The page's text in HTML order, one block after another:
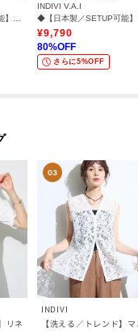
INDIVI V.A.I
¥9,790
80%OFF
さらに5%OFF
リネン風チュニックベスト
INDIVI
【洗える／トレンド】